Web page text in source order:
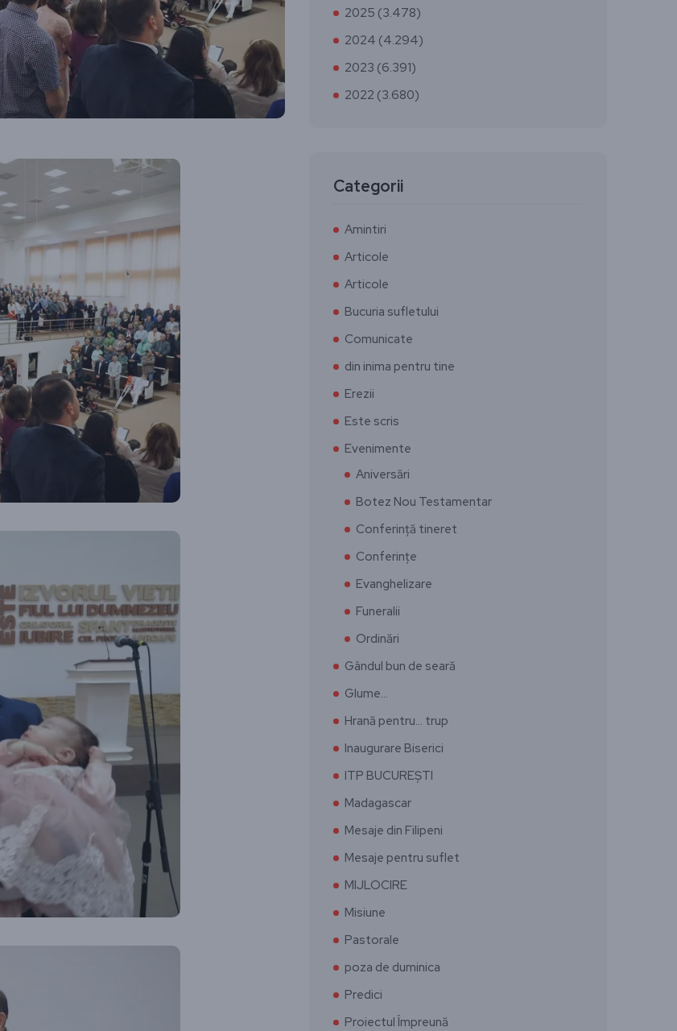
2025 (3.478)
2024 (4.294)
2023 (6.391)
2022 (3.680)
Categorii
Amintiri
Articole
Articole
Bucuria sufletului
Comunicate
din inima pentru tine
Erezii
Este scris
Evenimente
Aniversări
Botez Nou Testamentar
Conferință tineret
Conferințe
Evanghelizare
Funeralii
Ordinări
Gândul bun de seară
Glume…
Hrană pentru… trup
Inaugurare Biserici
ITP BUCUREȘTI
Madagascar
Mesaje din Filipeni
Mesaje pentru suflet
MIJLOCIRE
Misiune
Pastorale
poza de duminica
Predici
Proiectul Împreună